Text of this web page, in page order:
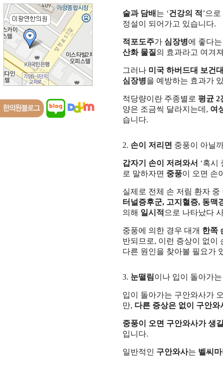
술과 담배 는 ‘건강의 적 ’으
정설이 되어가고 있습니다.
적포도주가 심장병에 좋다
산화 물질 의 효과라고 여겨
그러나 미국 하버드대 보건
심장병을 예방하는 효과가
적당량이란 주종별로평균 2
양은 조금씩 달라지는데, 여
습니다.
2. 손이 저리면 중풍이 아닐
갑자기 손이 저려와서 ‘혹시
로 말하자면 중풍이 오면 손
실제로 전체 손 저림 환자
터널증후군, 고지혈증, 동맥
의해 일시적 으로 나타났다
중풍에 의한 경우 대개 한쪽
반되므로, 이런 증상이 없이
다른 원인을 찾아볼 필요가
3. 눈떨림이나 입이 돌아가
입이 돌아가는 구안와사가
만, 다른 증상은 없이 구안와
중풍이 오면 구안와사가 생
입니다.
일반적인 구안와사는 벨씨